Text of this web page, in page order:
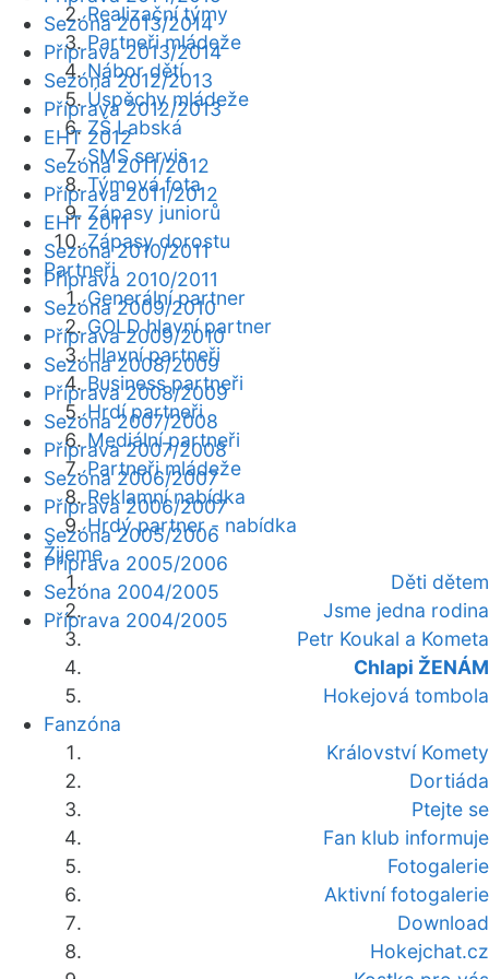
Realizační týmy
Partneři mládeže
Nábor dětí
Úspěchy mládeže
ZŠ Labská
SMS servis
Týmová fota
Zápasy juniorů
Zápasy dorostu
Partneři
Generální partner
GOLD hlavní partner
Hlavní partneři
Business partneři
Hrdí partneři
Mediální partneři
Partneři mládeže
Reklamní nabídka
Hrdý partner - nabídka
Žijeme
Děti dětem
Jsme jedna rodina
Petr Koukal a Kometa
Chlapi ŽENÁM
Hokejová tombola
Fanzóna
Království Komety
Dortiáda
Ptejte se
Fan klub informuje
Fotogalerie
Aktivní fotogalerie
Download
Hokejchat.cz
Sezóna 2013/2014
Příprava 2013/2014
Sezóna 2012/2013
Příprava 2012/2013
EHT 2012
Sezóna 2011/2012
Příprava 2011/2012
EHT 2011
Sezóna 2010/2011
Příprava 2010/2011
Sezóna 2009/2010
Příprava 2009/2010
Sezóna 2008/2009
Příprava 2008/2009
Sezóna 2007/2008
Příprava 2007/2008
Sezóna 2006/2007
Příprava 2006/2007
Sezóna 2005/2006
Příprava 2005/2006
Sezóna 2004/2005
Příprava 2004/2005